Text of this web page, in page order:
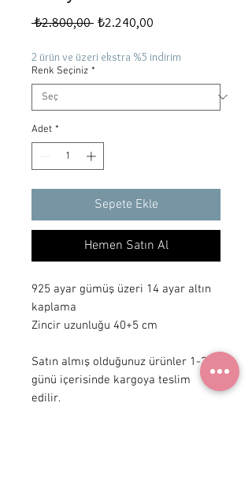
₺2.800,00 Normal
₺2.240,00
2 ürün ve üzeri ekstra %5 indirim
Renk Seçiniz *
Adet *
Sepete Ekle
Hemen Satın Al
925 ayar gümüş üzeri 14 ayar altın
kaplama
Zincir uzunluğu 40+5 cm
Satın almış olduğunuz ürünler 1-3 iş
günü içerisinde kargoya teslim
edilir.